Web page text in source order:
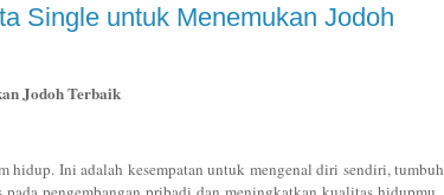
Single untuk Menemukan Jodoh
Jodoh Terbaik
hidup. Ini adalah kesempatan untuk mengenal diri sendiri, tumbuh